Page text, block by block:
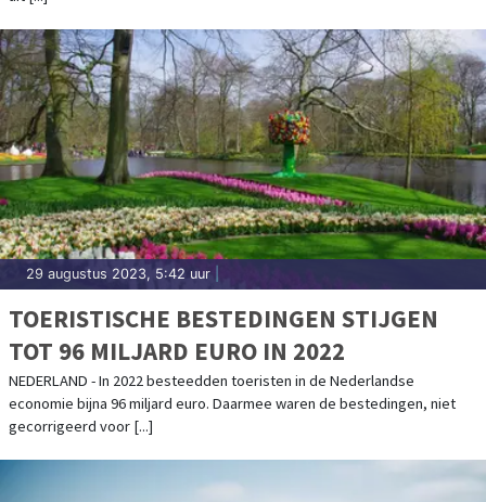
29 augustus 2023, 5:42 uur
TOERISTISCHE BESTEDINGEN STIJGEN
TOT 96 MILJARD EURO IN 2022
NEDERLAND - In 2022 besteedden toeristen in de Nederlandse
economie bijna 96 miljard euro. Daarmee waren de bestedingen, niet
gecorrigeerd voor [...]